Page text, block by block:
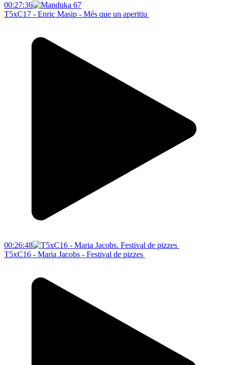
00:27:36
T5xC17 - Enric Masip - Més que un aperitiu
00:26:48
T5xC16 - Maria Jacobs - Festival de pizzes